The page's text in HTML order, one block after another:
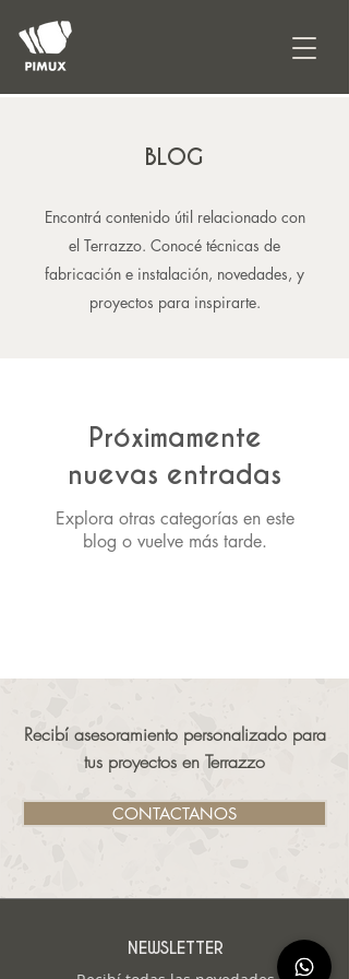
BLOG
Encontrá contenido útil relacionado con
el Terrazzo. Conocé técnicas de
fabricación e instalación, novedades, y
proyectos para inspirarte.
Próximamente
nuevas entradas
Explora otras categorías en este
blog o vuelve más tarde.
Recibí asesoramiento personalizado para
tus proyectos en Terrazzo
CONTACTANOS
NEWSLETTER